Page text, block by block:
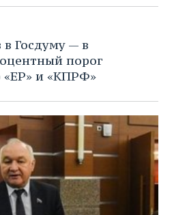
Госдуму — в
порог
«ЕР» и «КПРФ»